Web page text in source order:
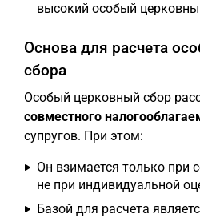
высокий особый
Основа для расчета
сбора
Особый церковный сбор
совместного
супругов. При этом:
Он взимается только при
не при индивидуальной
Базой для расчета